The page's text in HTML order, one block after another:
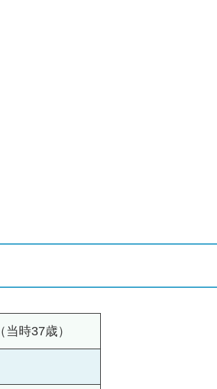
（当時37歳）